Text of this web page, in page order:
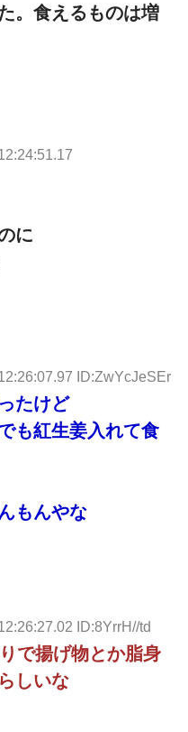
。食えるものは増
に
ID:ZwYcJeSEr
たけど
も紅生姜入れて食
もんやな
ID:8YrrH//td
で揚げ物とか脂身
しいな